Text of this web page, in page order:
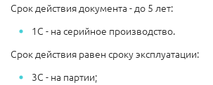
Срок действия документа - до 5 лет:
1С - на серийное производство.
Срок действия равен сроку эксплуатации:
3С - на партии;